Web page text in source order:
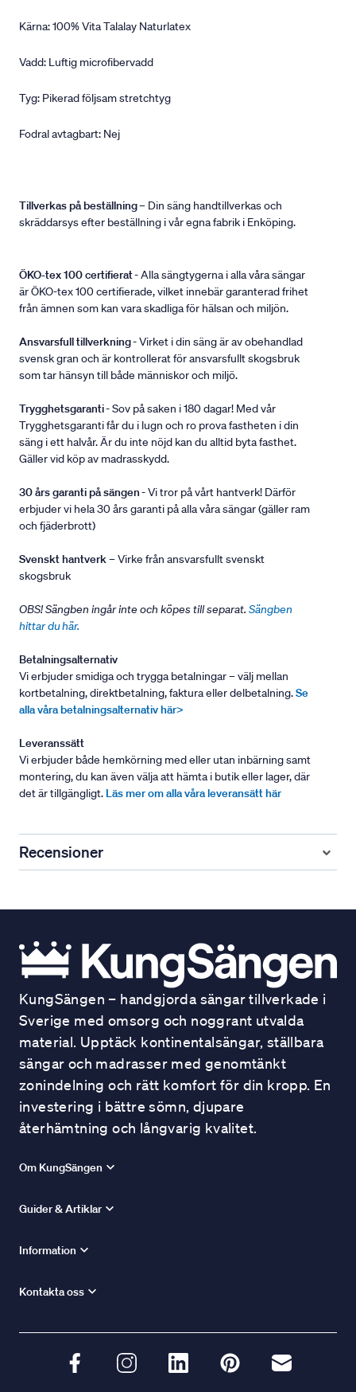
Kärna: 100% Vita Talalay Naturlatex
Vadd: Luftig microfibervadd
Tyg: Pikerad följsam stretchtyg
Fodral avtagbart: Nej
Tillverkas på beställning– Din säng handtillverkas och
skräddarsys efter beställning i vår egna fabrik i Enköping.
ÖKO-tex 100 certifierat- Alla sängtygerna i alla våra sängar
är ÖKO-tex 100 certifierade, vilket innebär garanterad frihet
från ämnen som kan vara skadliga för hälsan och miljön.
Ansvarsfull tillverkning- Virket i din säng är av obehandlad
svensk gran och är kontrollerat för ansvarsfullt skogsbruk
som tar hänsyn till både människor och miljö.
Trygghetsgaranti- Sov på saken i 180 dagar! Med vår
Trygghetsgaranti får du i lugn och ro prova fastheten i din
säng i ett halvår. Är du inte nöjd kan du alltid byta fasthet.
Gäller vid köp av madrasskydd.
30 års garanti på sängen- Vi tror på vårt hantverk! Därför
erbjuder vi hela 30 års garanti på alla våra sängar (gäller ram
och fjäderbrott)
Svenskt hantverk– Virke från ansvarsfullt svenskt
skogsbruk
OBS! Sängben ingår inte och köpes till separat. Sängben
hittar du här.
Betalningsalternativ
Vi erbjuder smidiga och trygga betalningar – välj mellan
kortbetalning, direktbetalning, faktura eller delbetalning.Se
alla våra betalningsalternativ här>
Leveranssätt
Vi erbjuder både hemkörning med eller utan inbärning samt
montering, du kan även välja att hämta i butik eller lager, där
det är tillgängligt. Läs mer om alla våra leveransätt här
Recensioner
KungSängen – handgjorda sängar tillverkade i
Sverige med omsorg och noggrant utvalda
material. Upptäck kontinentalsängar, ställbara
sängar och madrasser med genomtänkt
zonindelning och rätt komfort för din kropp. En
investering i bättre sömn, djupare
återhämtning och långvarig kvalitet.
Om KungSängen
Guider & Artiklar
Information
Kontakta oss